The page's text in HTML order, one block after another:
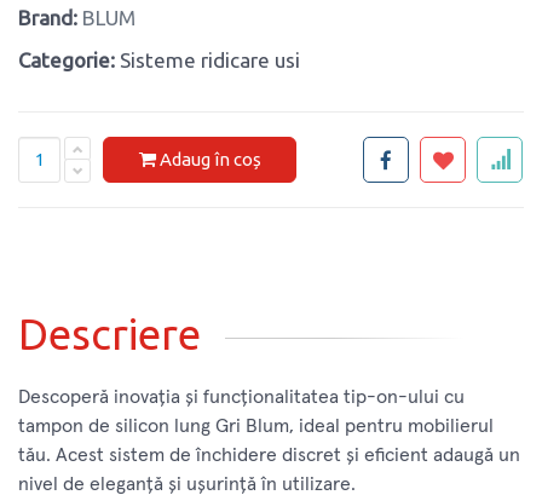
Brand: BLUM
Categorie: Sisteme ridicare usi
Adaug în coș
Descriere
Descoperă inovația și funcționalitatea tip-on-ului cu
tampon de silicon lung Gri Blum, ideal pentru mobilierul
tău. Acest sistem de închidere discret și eficient adaugă un
nivel de eleganță și ușurință în utilizare.